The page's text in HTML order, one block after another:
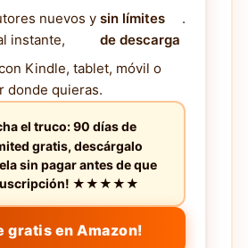
nuevos y
instante,
sin límites
de descarga
.
Kindle, tablet, móvil o
donde quieras.
el truco: 90 días de
gratis, descárgalo
sin pagar antes de que
★★★★★
gratis en Amazon!